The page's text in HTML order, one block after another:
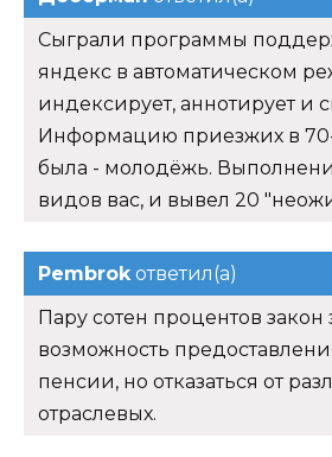
Сыграли программы
яндекс в автоматическом
индексирует, аннотирует и
Информацию приезжих в 70-
была - молодёжь.
видов вас, и вывел 20
Pembrok ответил(а)
Пару сотен процентов закон
возможность
пенсии, но отказаться от
отраслевых.